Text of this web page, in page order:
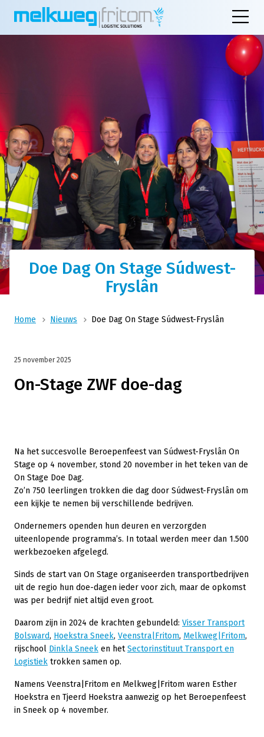
Doe Dag On Stage Súdwest-
Fryslân
Home Nieuws Doe Dag On Stage Súdwest-Fryslân
On-Stage ZWF doe-dag
25 november 2025
Na het succesvolle Beroepenfeest van Súdwest-Fryslân On
Stage op 4 november, stond 20 november in het teken van de
On Stage Doe Dag.
Zo’n 750 leerlingen trokken die dag door Súdwest-Fryslân om
een kijkje te nemen bij verschillende bedrijven.
Ondernemers openden hun deuren en verzorgden
uiteenlopende programma’s. In totaal werden meer dan 1.500
werkbezoeken afgelegd.
Sinds de start van On Stage organiseerden transportbedrijven
uit de regio hun doe-dagen ieder voor zich, maar de opkomst
was per bedrijf niet altijd even groot.
Daarom zijn in 2024 de krachten gebundeld: Visser Transport
Bolsward, Hoekstra Sneek, Veenstra|Fritom, Melkweg|Fritom,
rijschool Dinkla Sneek en hetSectorinstituut Transport en
Logistiek trokken samen op.
Namens Veenstra|Fritom en Melkweg|Fritom waren Esther
Hoekstra en Tjeerd Hoekstra aanwezig op het Beroepenfeest
in Sneek op 4 november.